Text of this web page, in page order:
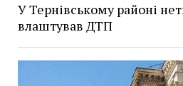
У Тернівському районі
влаштував ДТП